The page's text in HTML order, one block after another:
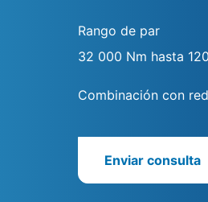
Rango de par
32 000 Nm hasta
Combinación con
Enviar consulta